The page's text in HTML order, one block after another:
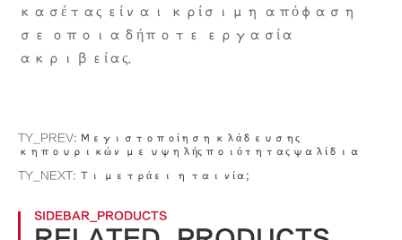
κασέτας είναι κρίσιμη απόφαση
σε οποιαδήποτε εργασία
ακριβείας.
TY_PREV: Μεγιστοποίηση κλάδευσης
κηπουρικών με υψηλής ποιότητας ψαλίδια
TY_NEXT: Τι μετράει η ταινία;
SIDEBAR_PRODUCTS